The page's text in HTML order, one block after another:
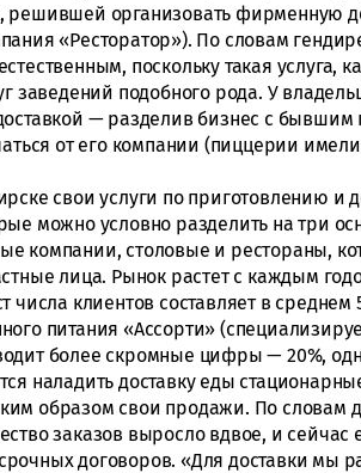
решившей организовать фирменную
«Ресторатор»). По словам
поскольку такая услуга,
заведений подобного рода. У
— разделив бизнес с
от его компании (пиццерии
свои услуги по приготовлению и
можно условно разделить на три
компании, столовые и рестораны,
лица. Рынок растет с каждым
числа клиентов составляет в
питания «Ассорти»
более скромные цифры — 20%,
наладить доставку еды
образом свои продажи. По словам
заказов выросло вдвое, и сейчас
договоров. «Для доставки мы